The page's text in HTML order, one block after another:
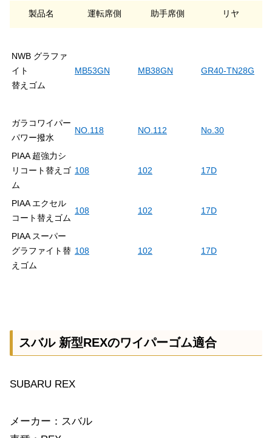
製品名 運転席側 助手席側 リヤ
NWB グラファ
イト
替えゴム
MB53GN MB38GN GR40-TN28G
ガラコワイパー
パワー撥水
NO.118 NO.112 No.30
PIAA 超強力シ
リコート替えゴ
ム
108 102 17D
PIAA エクセル
コート替えゴム
108 102 17D
PIAA スーパー
グラファイト替
えゴム
108 102 17D
スバル 新型REXのワイパーゴム適合
SUBARU REX
メーカー：スバル